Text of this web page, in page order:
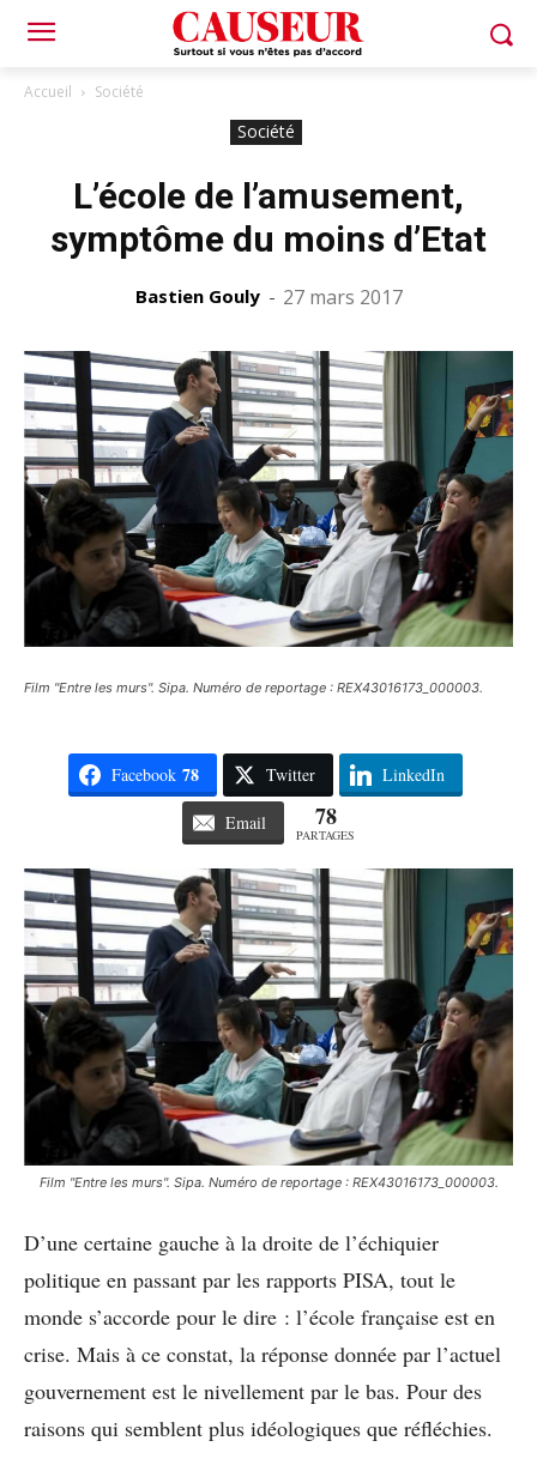
Accueil Société
Société
L’école de l’amusement,
symptôme du moins d’Etat
Bastien Gouly - 27 mars 2017
Film "Entre les murs". Sipa. Numéro de reportage : REX43016173_000003.
Facebook 78 Twitter LinkedIn
Email 78
PARTAGES
Film "Entre les murs". Sipa. Numéro de reportage : REX43016173_000003.
D’une certaine gauche à la droite de l’échiquier
politique en passant par les rapports PISA, tout le
monde s’accorde pour le dire : l’école française est en
crise. Mais à ce constat, la réponse donnée par l’actuel
gouvernement est le nivellement par le bas. Pour des
raisons qui semblent plus idéologiques que réfléchies.